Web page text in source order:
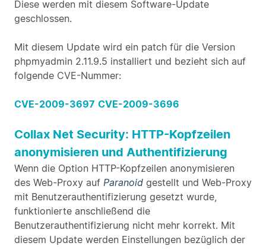
Diese werden mit diesem Software-Update
geschlossen.
Mit diesem Update wird ein patch für die Version
phpmyadmin 2.11.9.5 installiert und bezieht sich auf
folgende CVE-Nummer:
CVE-2009-3697 CVE-2009-3696
Collax Net Security: HTTP-Kopfzeilen
anonymisieren und Authentifizierung
Wenn die Option HTTP-Kopfzeilen anonymisieren
des Web-Proxy auf Paranoid gestellt und Web-Proxy
mit Benutzerauthentifizierung gesetzt wurde,
funktionierte anschließend die
Benutzerauthentifizierung nicht mehr korrekt. Mit
diesem Update werden Einstellungen bezüglich der